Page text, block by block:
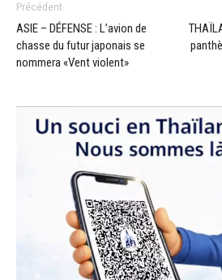
Précédent
ASIE – DÉFENSE : L’avion de
chasse du futur japonais se
nommera «Vent violent»